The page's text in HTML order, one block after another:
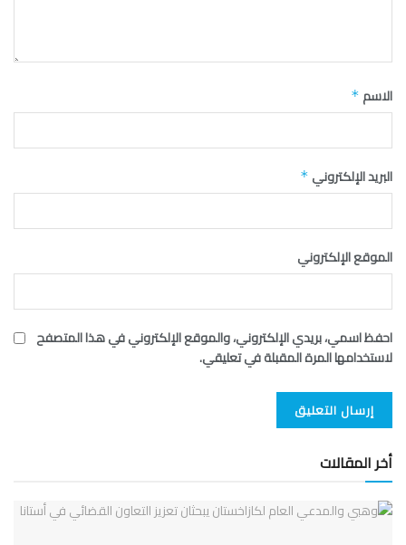
الاسم *
البريد الإلكتروني *
الموقع الإلكتروني
احفظ اسمي، بريدي الإلكتروني، والموقع الإلكتروني في هذا المتصفح
لاستخدامها المرة المقبلة في تعليقي.
أخر المقالات